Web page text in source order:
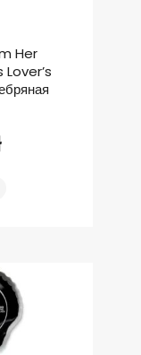
Her